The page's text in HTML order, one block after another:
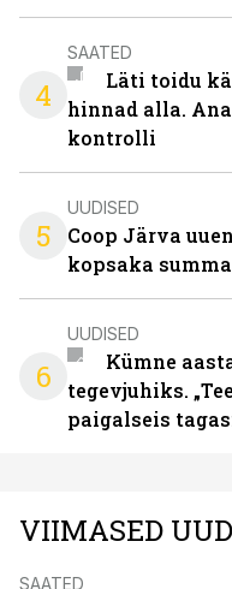
4
SAATED
Läti toidu
hinnad alla.
kontrolli
5
UUDISED
Coop Järva
kopsaka
6
UUDISED
Kümne
tegevjuhiks.
paigalseis
VIIMASED
SAATED